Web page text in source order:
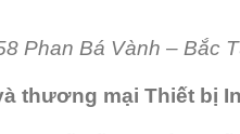
Phan Bá Vành – Bắc
thương mại Thiết bị